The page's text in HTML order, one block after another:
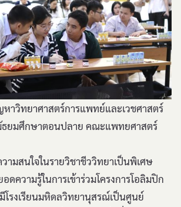
าวิทยาศาสตร์การแพทย์และเวชศาสตร์
ธยมศึกษาตอนปลาย คณะแพทยศาสตร์
ามสนใจในรายวิชาชีววิทยาเป็นพิเศษ
ดความรู้ในการเข้าร่วมโครงการโอลิมปิก
โรงเรียนมหิดลวิทยานุสรณ์เป็นศูนย์